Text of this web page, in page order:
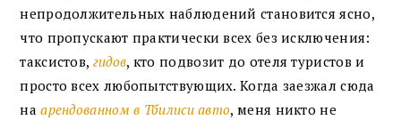
непродолжительных наблюдений становится ясно,
что пропускают практически всех без исключения:
таксистов, гидов, кто подвозит до отеля туристов и
просто всех любопытствующих. Когда заезжал сюда
наарендованном в Тбилиси авто, меня никто не